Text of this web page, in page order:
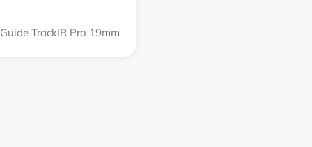
Guide TrackIR Pro 19mm